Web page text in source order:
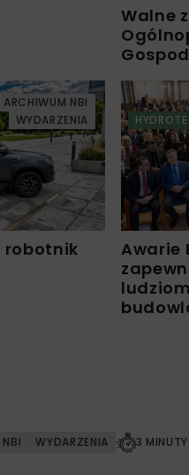
Walne
ARCHIWUM NBI
WYDARZENIA
robotnik
Awarie
WYDARZENIA 3